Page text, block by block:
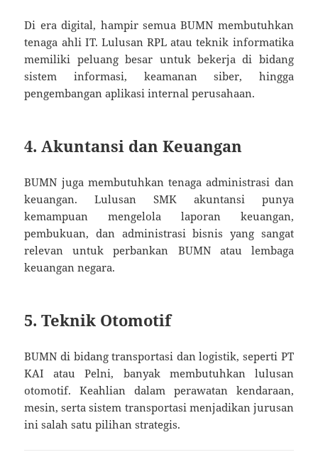
Di era digital, hampir semua BUMN membutuhkan
tenaga ahli IT. Lulusan RPL atau teknik informatika
memiliki peluang besar untuk bekerja di bidang
sistem informasi, keamanan siber, hingga
pengembangan aplikasi internal perusahaan.
4.Akuntansi dan Keuangan
BUMN juga membutuhkan tenaga administrasi dan
keuangan. Lulusan SMK akuntansi punya
kemampuan mengelola laporan keuangan,
pembukuan, dan administrasi bisnis yang sangat
relevan untuk perbankan BUMN atau lembaga
keuangan negara.
5.Teknik Otomotif
BUMN di bidang transportasi dan logistik, seperti PT
KAI atau Pelni, banyak membutuhkan lulusan
otomotif. Keahlian dalam perawatan kendaraan,
mesin, serta sistem transportasi menjadikan jurusan
ini salah satu pilihan strategis.